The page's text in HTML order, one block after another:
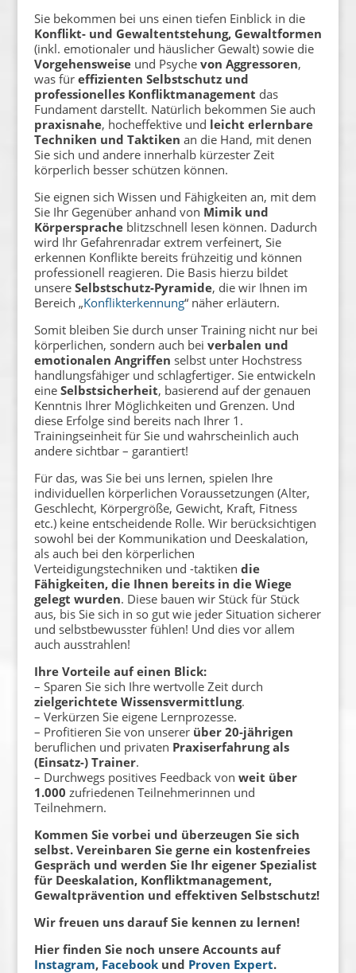
Sie bekommen bei uns einen tiefen Einblick in die
Konflikt- und Gewaltentstehung, Gewaltformen
(inkl. emotionaler und häuslicher Gewalt) sowie die
Vorgehensweiseund Psyche von Aggressoren,
was für effizienten Selbstschutz und
professionelles Konfliktmanagement das
Fundament darstellt. Natürlich bekommen Sie auch
praxisnahe, hocheffektive und leicht erlernbare
Techniken und Taktiken an die Hand, mit denen
Sie sich und andere innerhalb kürzester Zeit
körperlich besser schützen können.
Sie eignen sich Wissen und Fähigkeiten an, mit dem
Sie Ihr Gegenüber anhand von Mimik und
Körperspracheblitzschnell lesen können. Dadurch
wird Ihr Gefahrenradar extrem verfeinert, Sie
erkennen Konflikte bereits frühzeitig und können
professionell reagieren. Die Basis hierzu bildet
unsere Selbstschutz-Pyramide, die wir Ihnen im
Bereich „Konflikterkennung“ näher erläutern.
Somit bleiben Sie durch unser Training nicht nur bei
körperlichen, sondern auch bei verbalen und
emotionalen Angriffen selbst unter Hochstress
handlungsfähiger und schlagfertiger. Sie entwickeln
eine Selbstsicherheit, basierend auf der genauen
Kenntnis Ihrer Möglichkeiten und Grenzen. Und
diese Erfolge sind bereits nach Ihrer 1.
Trainingseinheit für Sie und wahrscheinlich auch
andere sichtbar – garantiert!
Für das, was Sie bei uns lernen, spielen Ihre
individuellen körperlichen Voraussetzungen (Alter,
Geschlecht, Körpergröße, Gewicht, Kraft, Fitness
etc.) keine entscheidende Rolle. Wir berücksichtigen
sowohl bei der Kommunikation und Deeskalation,
als auch bei den körperlichen
Verteidigungstechniken und -taktiken die
Fähigkeiten, die Ihnen bereits in die Wiege
gelegt wurden. Diese bauen wir Stück für Stück
aus, bis Sie sich in so gut wie jeder Situation sicherer
und selbstbewusster fühlen! Und dies vor allem
auch ausstrahlen!
Ihre Vorteile auf einen Blick:
– Sparen Sie sich Ihre wertvolle Zeit durch
zielgerichtete Wissensvermittlung.
– Verkürzen Sie eigene Lernprozesse.
– Profitieren Sie von unsererüber 20-jährigen
beruflichen und privaten Praxiserfahrung als
(Einsatz-) Trainer.
– Durchwegs positives Feedback von weit über
1.000 zufriedenen Teilnehmerinnen und
Teilnehmern.
Kommen Sie vorbei und überzeugen Sie sich
selbst. Vereinbaren Sie gerne ein kostenfreies
Gespräch und werden Sie Ihr eigener Spezialist
für Deeskalation, Konfliktmanagement,
Gewaltprävention und effektiven Selbstschutz!
Wir freuen uns darauf Sie kennen zu lernen!
Hier finden Sie noch unsere Accounts auf
Instagram, Facebookund Proven Expert.